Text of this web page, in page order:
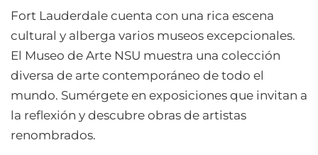
Fort Lauderdale cuenta con una rica escena
cultural y alberga varios museos excepcionales.
El Museo de Arte NSU muestra una colección
diversa de arte contemporáneo de todo el
mundo. Sumérgete en exposiciones que invitan a
la reflexión y descubre obras de artistas
renombrados.